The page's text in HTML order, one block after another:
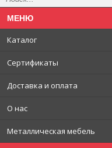
Каталог
Сертификаты
Доставка и оплата
О нас
Металлическая мебель